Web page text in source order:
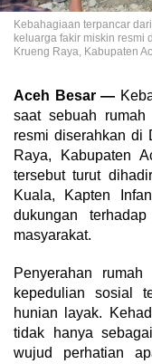
Kebahagiaan terpancar
keluarga fakir miskin resmi
Krueng Raya, Kabupaten
Aceh Besar —
saat sebuah
resmi diserahkan di
Raya, Kabupaten
tersebut turut
Kuala, Kapten
dukungan
masyarakat.
Penyerahan
kepedulian sosial
hunian layak.
tidak hanya
wujud perhatian